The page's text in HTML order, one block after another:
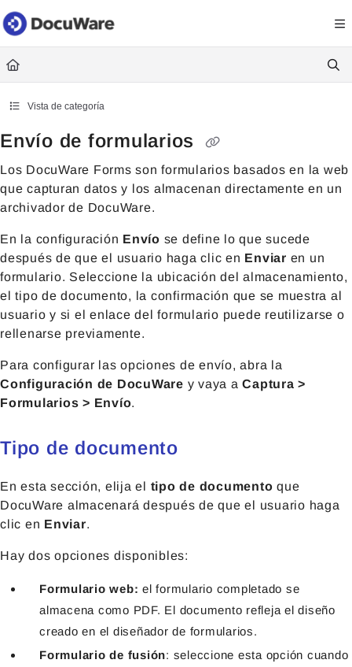
Documentation Index
Fetch the complete documentation index at: https://
Use this file to discover all available pages before exploring further.
Vista de categoría
Envío de formularios
Los DocuWare Forms son formularios basados en la web
que capturan datos y los almacenan directamente en un
archivador de DocuWare.
En la configuración Envío se define lo que sucede
después de que el usuario haga clic en Enviar en un
formulario. Seleccione la ubicación del almacenamiento,
el tipo de documento, la confirmación que se muestra al
usuario y si el enlace del formulario puede reutilizarse o
rellenarse previamente.
Para configurar las opciones de envío, abra la
Configuración de DocuWare y vaya aCaptura >
Formularios > Envío.
Tipo de documento
En esta sección, elija el tipo de documento que
DocuWare almacenará después de que el usuario haga
clic en Enviar.
Hay dos opciones disponibles:
Formulario web: el formulario completado se
almacena como PDF. El documento refleja el diseño
creado en el diseñador de formularios.
Formulario de fusión: seleccione esta opción cuando